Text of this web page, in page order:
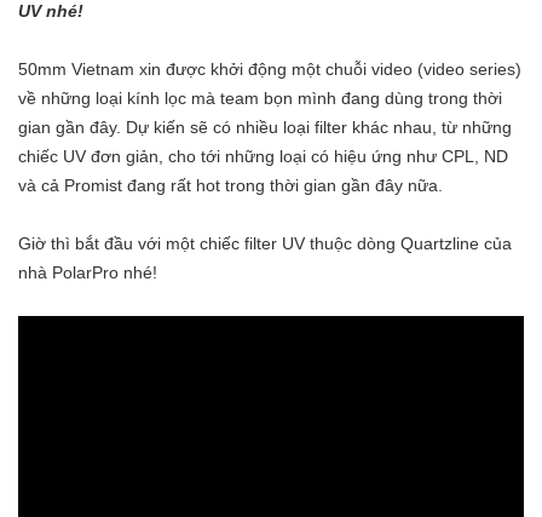
UV nhé!
50mm Vietnam xin được khởi động một chuỗi video (video series)
về những loại kính lọc mà team bọn mình đang dùng trong thời
gian gần đây. Dự kiến sẽ có nhiều loại filter khác nhau, từ những
chiếc UV đơn giản, cho tới những loại có hiệu ứng như CPL, ND
và cả Promist đang rất hot trong thời gian gần đây nữa.
Giờ thì bắt đầu với một chiếc filter UV thuộc dòng Quartzline của
nhà PolarPro nhé!